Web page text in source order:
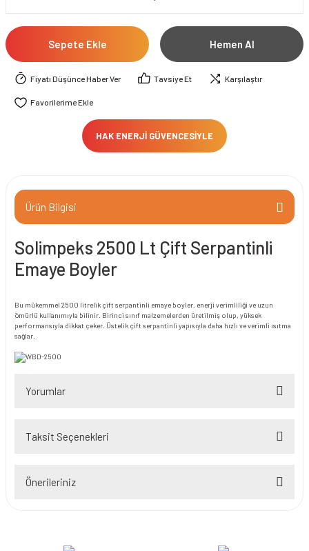
Sepete Ekle Hemen Al
Fiyatı Düşünce Haber Ver Tavsiye Et Karşılaştır
HAK ENERJİ GÜVENCESİYLE
Ürün Bilgisi
Solimpeks 2500 Lt Çift Serpantinli
Emaye Boyler
Bu mükemmel 2500 litrelik çift serpantinli emaye boyler, enerji verimliliği ve uzun
ömürlü kullanımıyla bilinir. Birinci sınıf malzemelerden üretilmiş olup, yüksek
performansıyla dikkat çeker. Üstelik çift serpantinli yapısıyla daha hızlı ve verimli ısıtma
sağlar.
Yorumlar
Taksit Seçenekleri
Önerileriniz
iletebilirsiniz.